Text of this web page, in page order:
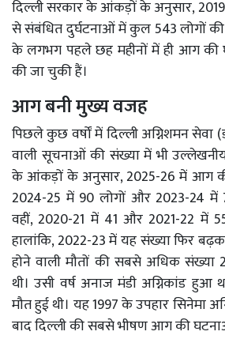
दिल्ली सरकार के आंकड़ों के अनुसार,
से संबंधित दुर्घटनाओं में कुल 543 लोगों
के लगभग पहले छह महीनों में ही आग की
की जा चुकी हैं।
आग बनी मुख्य वजह
पिछले कुछ वर्षों में दिल्ली अग्निशमन सेवा
वाली सूचनाओं की संख्या में भी
के आंकड़ों के अनुसार, 2025-26 में आग
2024-25 में 90 लोगों और 2023-24 में
वहीं, 2020-21 में 41 और 2021-22 में
हालांकि, 2022-23 में यह संख्या फिर
होने वाली मौतों की सबसे अधिक संख्या
थी। उसी वर्ष अनाज मंडी अग्निकांड हुआ
मौत हुई थी। यह 1997 के उपहार सिनेमा
बाद दिल्ली की सबसे भीषण आग की